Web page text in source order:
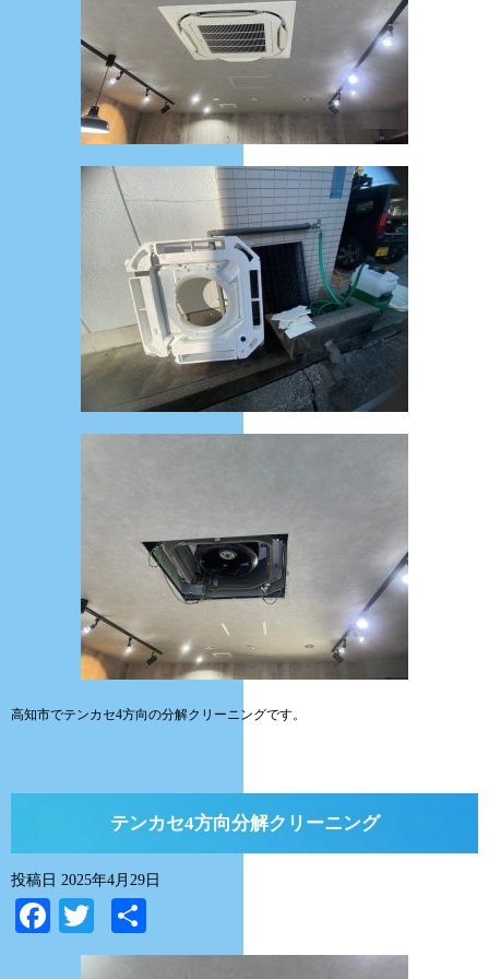
高知市でテンカセ4方向の分解クリーニングです。
テンカセ4方向分解クリーニング
投稿日 2025年4月29日
Facebook
Twitter
有